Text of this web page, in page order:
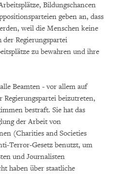
Bildungschancen
geben an, dass
weil die Menschen keine
der Regierungspartei
zu bewahren und ihre
Beamten - vor allem auf
Regierungspartei beizutreten,
bestraft. Sie hat das
der Arbeit von
(Charities and Societies
Terror-Gesetz benutzt, um
und Journalisten
haben über staatliche